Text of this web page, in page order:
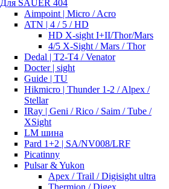
Для SAUER 404
Aimpoint | Micro / Acro
ATN | 4 / 5 / HD
HD X-sight I+II/Thor/Mars
4/5 X-Sight / Mars / Thor
Dedal | T2-T4 / Venator
Docter | sight
Guide | TU
Hikmicro | Thunder 1-2 / Alpex /
Stellar
IRay | Geni / Rico / Saim / Tube /
XSight
LM шина
Pard 1+2 | SA/NV008/LRF
Picatinny
Pulsar & Yukon
Apex / Trail / Digisight ultra
Thermion / Digex